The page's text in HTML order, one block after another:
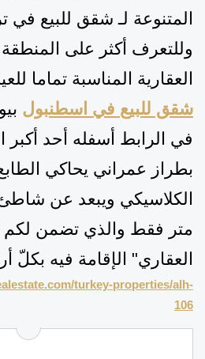
المتنوعة لـ شقق للبيع في
وللتعرف أكثر على
العقارية المناسبة
شقق للبيع في اسطنبول
في الرابط أسفله أحد أكبر
بطراز عمراني يحاكي
متر فقط والذي تضمن لكم
العقاري" الإقامة فيه بكلّ
turkey-properties/alh-
106